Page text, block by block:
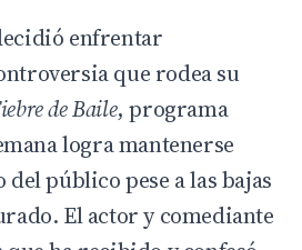
enfrentar
que rodea su
de Baile, programa
logra mantenerse
público pese a las bajas
El actor y comediante